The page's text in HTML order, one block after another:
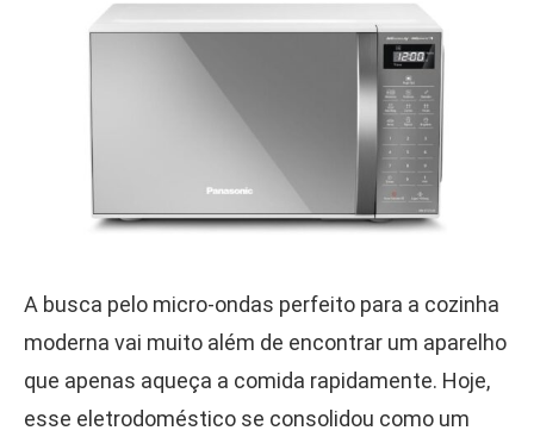
A busca pelo micro-ondas perfeito para a cozinha
moderna vai muito além de encontrar um aparelho
que apenas aqueça a comida rapidamente. Hoje,
esse eletrodoméstico se consolidou como um